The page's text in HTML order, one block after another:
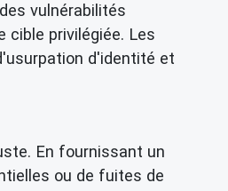
vulnérabilités
cible privilégiée. Les
d'identité et
En fournissant un
ou de fuites de